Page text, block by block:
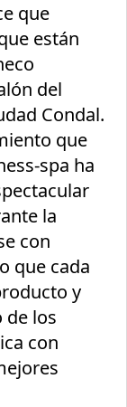
que
están
del
Condal.
que
spa ha
la
con
que cada
y
de los
con